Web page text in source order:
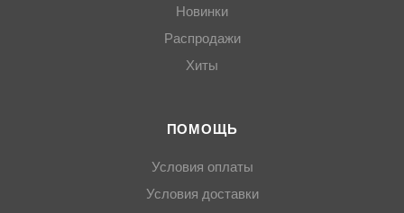
Новинки
Распродажи
Хиты
ПОМОЩЬ
Условия оплаты
Условия доставки